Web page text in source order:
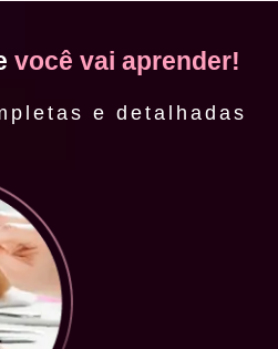
você vai aprender!
e detalhadas